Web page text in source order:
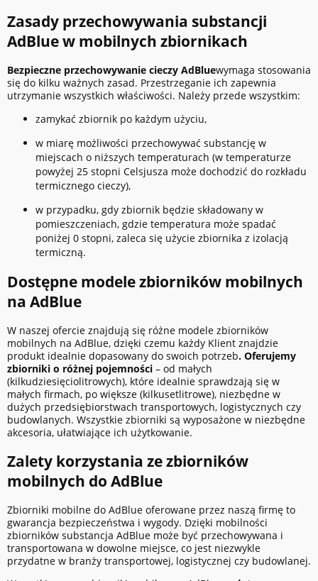
Zasady przechowywania substancji
AdBlue w mobilnych zbiornikach
Bezpieczne przechowywanie cieczy AdBluewymaga stosowania
się do kilku ważnych zasad. Przestrzeganie ich zapewnia
utrzymanie wszystkich właściwości. Należy przede wszystkim:
zamykać zbiornik po każdym użyciu,
w miarę możliwości przechowywać substancję w
miejscach o niższych temperaturach (w temperaturze
powyżej 25 stopni Celsjusza może dochodzić do rozkładu
termicznego cieczy),
w przypadku, gdy zbiornik będzie składowany w
pomieszczeniach, gdzie temperatura może spadać
poniżej 0 stopni, zaleca się użycie zbiornika z izolacją
termiczną.
Dostępne modele zbiorników mobilnych
na AdBlue
W naszej ofercie znajdują się różne modele zbiorników
mobilnych na AdBlue, dzięki czemu każdy Klient znajdzie
produkt idealnie dopasowany do swoich potrzeb. Oferujemy
zbiorniki o różnej pojemności – od małych
(kilkudziesięciolitrowych), które idealnie sprawdzają się w
małych firmach, po większe (kilkusetlitrowe), niezbędne w
dużych przedsiębiorstwach transportowych, logistycznych czy
budowlanych. Wszystkie zbiorniki są wyposażone w niezbędne
akcesoria, ułatwiające ich użytkowanie.
Zalety korzystania ze zbiorników
mobilnych do AdBlue
Zbiorniki mobilne do AdBlue oferowane przez naszą firmę to
gwarancja bezpieczeństwa i wygody. Dzięki mobilności
zbiorników substancja AdBlue może być przechowywana i
transportowana w dowolne miejsce, co jest niezwykle
przydatne w branży transportowej, logistycznej czy budowlanej.